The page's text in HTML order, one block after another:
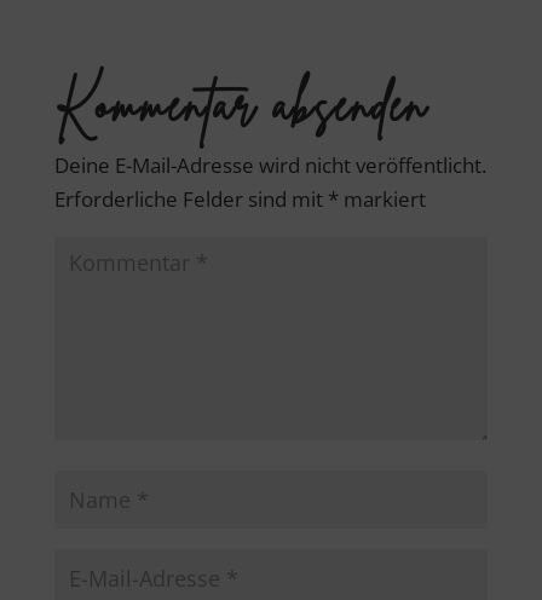
Kommentar absenden
Deine E-Mail-Adresse wird nicht veröffentlicht.
Erforderliche Felder sind mit *markiert